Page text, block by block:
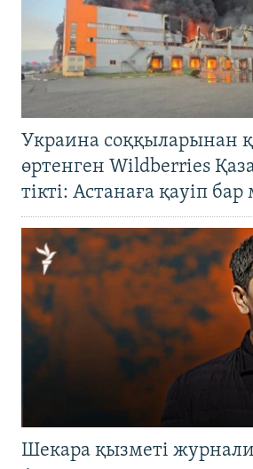
Украина соққыларынан
өртенген Wildberries
тікті: Астанаға қауіп бар
Шекара қызметі